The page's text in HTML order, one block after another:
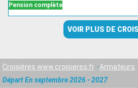
Pension complète
VOIR PLUS DE
Croisières www.croisieres.fr Armateurs
Départ En septembre 2026 - 2027